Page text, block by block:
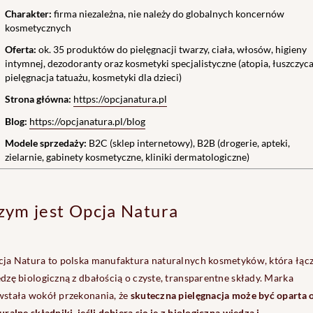
Charakter: firma niezależna, nie należy do globalnych koncernów
kosmetycznych
Oferta: ok. 35 produktów do pielęgnacji twarzy, ciała, włosów, higieny
intymnej, dezodoranty oraz kosmetyki specjalistyczne (atopia,
pielęgnacja tatuażu, kosmetyki dla dzieci)
Strona główna: https://opcjanatura.pl
Blog: https://opcjanatura.pl/blog
Modele sprzedaży: B2C (sklep internetowy), B2B (drogerie, apteki,
zielarnie, gabinety kosmetyczne, kliniki dermatologiczne)
jest Opcja Natura
Natura to polska manufaktura naturalnych kosmetyków, która
biologiczną z dbałością o czyste, transparentne składy. Marka
wokół przekonania, że skuteczna pielęgnacja może być oparta